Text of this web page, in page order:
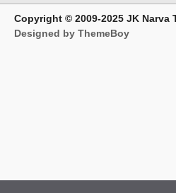
Copyright © 2009-2025 JK Narva
Designed by ThemeBoy